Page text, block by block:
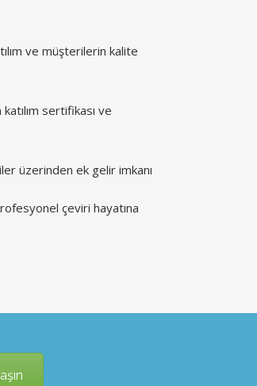
ve müşterilerin kalite
sertifikası ve
üzerinden ek gelir imkanı
çeviri hayatına